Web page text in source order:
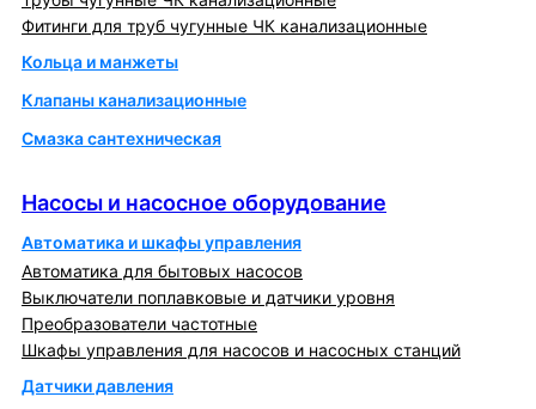
Фитинги для труб чугунные ЧК канализационные
Кольца и манжеты
Клапаны канализационные
Смазка сантехническая
Насосы и насосное оборудование
Автоматика и шкафы управления
Автоматика для бытовых насосов
Выключатели поплавковые и датчики уровня
Преобразователи частотные
Шкафы управления для насосов и насосных станций
Датчики давления